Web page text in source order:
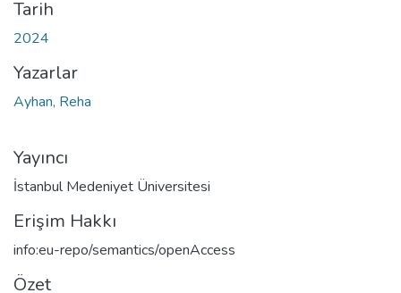
Tarih
2024
Yazarlar
Ayhan, Reha
Yayıncı
İstanbul Medeniyet Üniversitesi
Erişim Hakkı
info:eu-repo/semantics/openAccess
Özet